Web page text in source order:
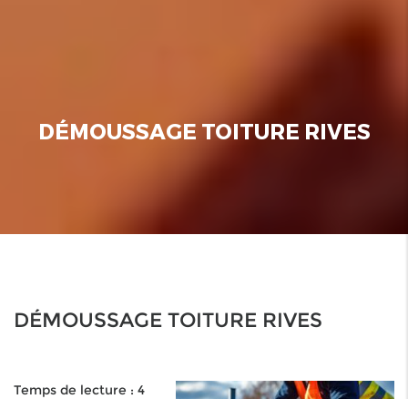
DÉMOUSSAGE TOITURE RIVES
DÉMOUSSAGE TOITURE RIVES
Temps de lecture : 4